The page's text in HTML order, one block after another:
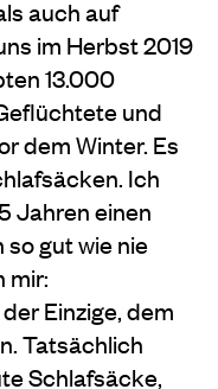
auch auf
im Herbst 2019
13.000
und
dem Winter. Es
Ich
Jahren einen
gut wie nie
mir:
Einzige, dem
Tatsächlich
Schlafsäcke,